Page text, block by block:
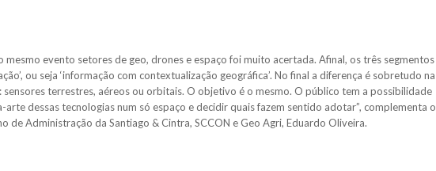
mesmo evento setores de geo, drones e espaço foi muito acertada. Afinal, os três segmentos
ou seja ‘informação com contextualização geográfica’. No final a diferença é sobretudo na
sensores terrestres, aéreos ou orbitais. O objetivo é o mesmo. O público tem a possibilidade
dessas tecnologias num só espaço e decidir quais fazem sentido adotar”, complementa o
de Administração da Santiago & Cintra, SCCON e Geo Agri, Eduardo Oliveira.